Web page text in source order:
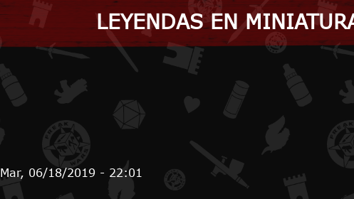
LEYENDAS EN
Mar, 06/18/2019 - 22:01